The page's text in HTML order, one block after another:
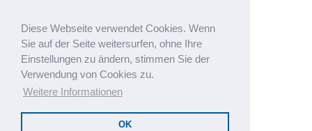
Diese Webseite verwendet Cookies. Wenn
Sie auf der Seite weitersurfen, ohne Ihre
Einstellungen zu ändern, stimmen Sie der
Verwendung von Cookies zu.
Weitere Informationen
OK